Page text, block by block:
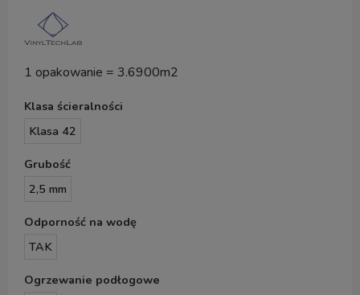
1 opakowanie = 3.6900m2
Klasa ścieralności
Klasa 42
Grubość
2,5 mm
Odporność na wodę
TAK
Ogrzewanie podłogowe